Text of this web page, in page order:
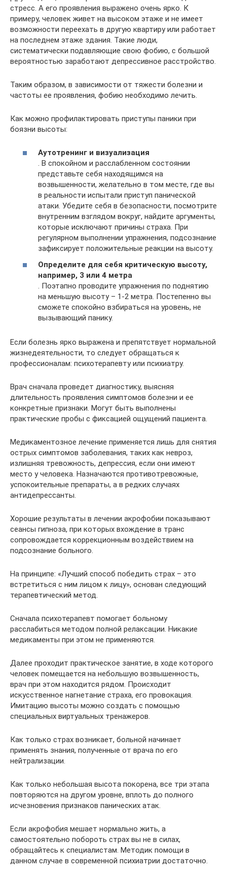
стресс. А его проявления выражено очень ярко. К
примеру, человек живет на высоком этаже и не имеет
возможности переехать в другую квартиру или работает
на последнем этаже здания. Такие люди,
систематически подавляющие свою фобию, с большой
вероятностью заработают депрессивное расстройство.
Таким образом, в зависимости от тяжести болезни и
частоты ее проявления, фобию необходимо лечить.
Как можно профилактировать приступы паники при
боязни высоты:
Аутотренинг и визуализация
. В спокойном и расслабленном состоянии
представьте себя находящимся на
возвышенности, желательно в том месте, где вы
в реальности испытали приступ панической
атаки. Убедите себя в безопасности, посмотрите
внутренним взглядом вокруг, найдите аргументы,
которые исключают причины страха. При
регулярном выполнении упражнения, подсознание
зафиксирует положительные реакции на высоту.
Определите для себя критическую высоту,
например, 3 или 4 метра
. Поэтапно проводите упражнения по поднятию
на меньшую высоту – 1-2 метра. Постепенно вы
сможете спокойно взбираться на уровень, не
вызывающий панику.
Если болезнь ярко выражена и препятствует нормальной
жизнедеятельности, то следует обращаться к
профессионалам: психотерапевту или психиатру.
Врач сначала проведет диагностику, выясняя
длительность проявления симптомов болезни и ее
конкретные признаки. Могут быть выполнены
практические пробы с фиксацией ощущений пациента.
Медикаментозное лечение применяется лишь для снятия
острых симптомов заболевания, таких как невроз,
излишняя тревожность, депрессия, если они имеют
место у человека. Назначаются противотревожные,
успокоительные препараты, а в редких случаях
антидепрессанты.
Хорошие результаты в лечении акрофобии показывают
сеансы гипноза, при которых вхождение в транс
сопровождается коррекционным воздействием на
подсознание больного.
На принципе: «Лучший способ победить страх – это
встретиться с ним лицом к лицу», основан следующий
терапевтический метод.
Сначала психотерапевт помогает больному
расслабиться методом полной релаксации. Никакие
медикаменты при этом не применяются.
Далее проходит практическое занятие, в ходе которого
человек помещается на небольшую возвышенность,
врач при этом находится рядом. Происходит
искусственное нагнетание страха, его провокация.
Имитацию высоты можно создать с помощью
специальных виртуальных тренажеров.
Как только страх возникает, больной начинает
применять знания, полученные от врача по его
нейтрализации.
Как только небольшая высота покорена, все три этапа
повторяются на другом уровне, вплоть до полного
исчезновения признаков панических атак.
Если акрофобия мешает нормально жить, а
самостоятельно побороть страх вы не в силах,
обращайтесь к специалистам. Методик помощи в
данном случае в современной психиатрии достаточно.